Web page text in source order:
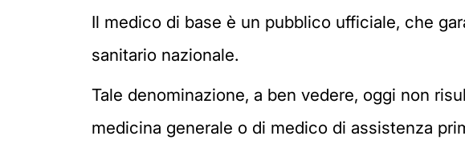
Il medico di base è un pubblico ufficiale, che
sanitario nazionale.
Tale denominazione, a ben vedere, oggi non
medicina generale o di medico di assistenza